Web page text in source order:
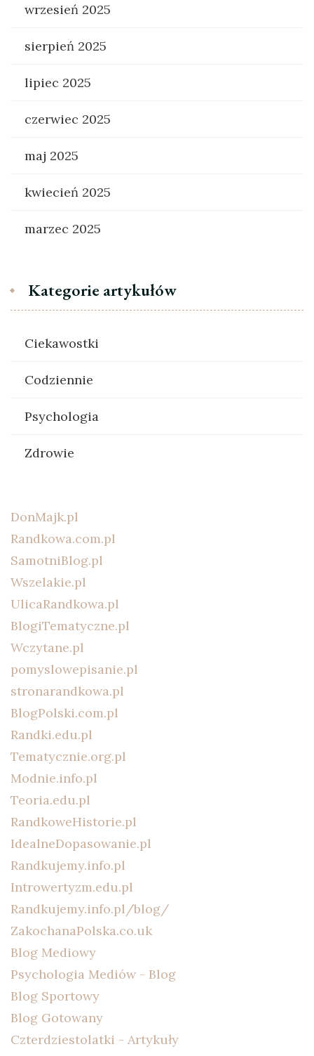
wrzesień 2025
sierpień 2025
lipiec 2025
czerwiec 2025
maj 2025
kwiecień 2025
marzec 2025
Kategorie artykułów
Ciekawostki
Codziennie
Psychologia
Zdrowie
DonMajk.pl
Randkowa.com.pl
SamotniBlog.pl
Wszelakie.pl
UlicaRandkowa.pl
BlogiTematyczne.pl
Wczytane.pl
pomyslowepisanie.pl
stronarandkowa.pl
BlogPolski.com.pl
Randki.edu.pl
Tematycznie.org.pl
Modnie.info.pl
Teoria.edu.pl
RandkoweHistorie.pl
IdealneDopasowanie.pl
Randkujemy.info.pl
Introwertyzm.edu.pl
Randkujemy.info.pl/blog/
ZakochanaPolska.co.uk
Blog Mediowy
Psychologia Mediów - Blog
Blog Sportowy
Blog Gotowany
Czterdziestolatki - Artykuły